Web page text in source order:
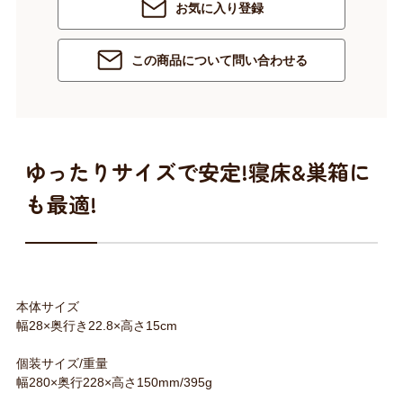
お気に入り登録
この商品について問い合わせる
ゆったりサイズで安定!寝床&巣箱に
も最適!
本体サイズ
幅28×奥行き22.8×高さ15cm
個装サイズ/重量
幅280×奥行228×高さ150mm/395g